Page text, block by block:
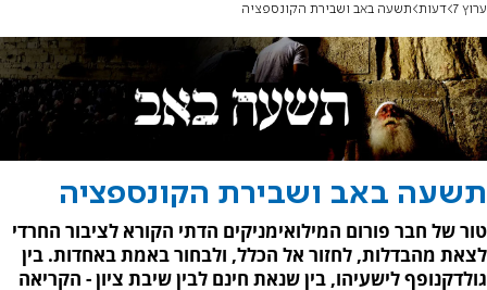
ערוץ 7 דעות תשעה באב ושבירת הקונספציה
תשעה באב ושבירת הקונספציה
טור של חבר פורום המילואימניקים הדתי הקורא לציבור החרדי
לצאת מהבדלות, לחזור אל הכלל, ולבחור באמת באחדות. בין
גולדקנופף לישעיהו, בין שנאת חינם לבין שיבת ציון - הקריאה